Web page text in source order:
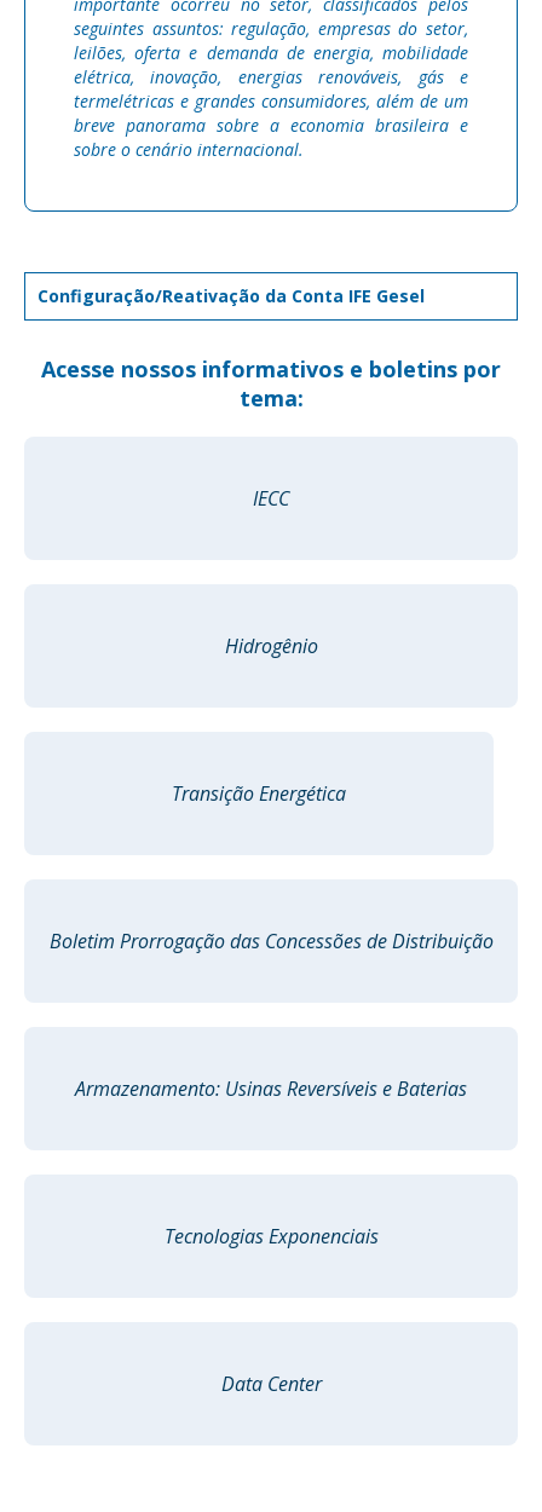
seguintes assuntos: regulação, empresas do setor,
leilões, oferta e demanda de energia, mobilidade
elétrica, inovação, energias renováveis, gás e
termelétricas e grandes consumidores, além de um
breve panorama sobre a economia brasileira e
sobre o cenário internacional.
Configuração/Reativação da Conta IFE Gesel
Acesse nossos informativos e boletins por
tema:
IECC
Hidrogênio
Transição Energética
Boletim Prorrogação das Concessões de Distribuição
Armazenamento: Usinas Reversíveis e Baterias
Tecnologias Exponenciais
Data Center